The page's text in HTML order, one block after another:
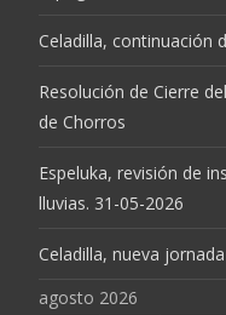
Celadilla, continuación
Resolución de Cierre
de Chorros
Espeluka, revisión de
lluvias. 31-05-2026
Celadilla, nueva
agosto 2026